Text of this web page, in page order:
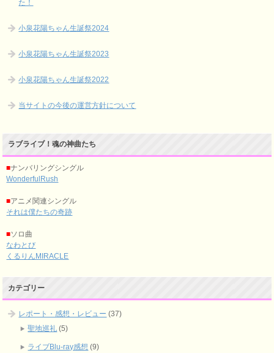
た！
小泉花陽ちゃん生誕祭2024
小泉花陽ちゃん生誕祭2023
小泉花陽ちゃん生誕祭2022
当サイトの今後の運営方針について
ラブライブ！魂の神曲たち
■ナンバリングシングル
WonderfulRush
■アニメ関連シングル
それは僕たちの奇跡
■ソロ曲
なわとび
くるりんMIRACLE
カテゴリー
レポート・感想・レビュー (37)
聖地巡礼 (5)
ライブBlu-ray感想 (9)